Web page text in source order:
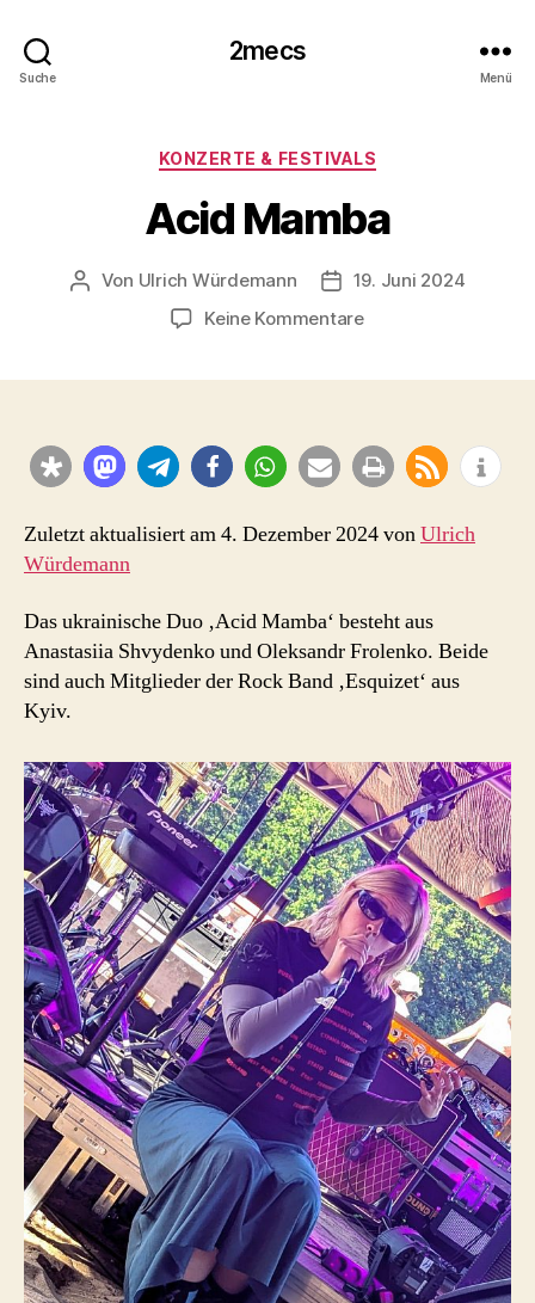
Suche
2mecs
Menü
Kategorien
KONZERTE & FESTIVALS
Acid Mamba
Beitragsautor
Von Ulrich Würdemann Beitragsdatum
19. Juni 2024
Keine Kommentarezu
Zuletzt aktualisiert am 4. Dezember 2024 vonUlrich
Würdemann
Das ukrainische Duo ‚Acid Mamba‘ besteht aus
Anastasiia Shvydenko und Oleksandr Frolenko. Beide
sind auch Mitglieder der Rock Band ‚Esquizet‘ aus
Kyiv.